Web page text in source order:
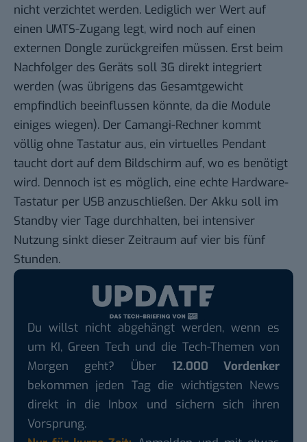
nicht verzichtet werden. Lediglich wer Wert auf
einen UMTS-Zugang legt, wird noch auf einen
externen Dongle zurückgreifen müssen. Erst beim
Nachfolger des Geräts soll 3G direkt integriert
werden (was übrigens das Gesamtgewicht
empfindlich beeinflussen könnte, da die Module
einiges wiegen). Der Camangi-Rechner kommt
völlig ohne Tastatur aus, ein virtuelles Pendant
taucht dort auf dem Bildschirm auf, wo es benötigt
wird. Dennoch ist es möglich, eine echte Hardware-
Tastatur per USB anzuschließen. Der Akku soll im
Standby vier Tage durchhalten, bei intensiver
Nutzung sinkt dieser Zeitraum auf vier bis fünf
Stunden.
Du willst nicht abgehängt werden, wenn es
um KI, Green Tech und die Tech-Themen von
Morgen geht? Über 12.000 Vordenker
bekommen jeden Tag die wichtigsten News
direkt in die Inbox und sichern sich ihren
Vorsprung.